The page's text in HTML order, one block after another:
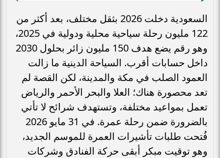
السعودية دخلت 2026 بثقل مختلف، بعد أكثر من
122 مليون رحلة سياحية محلية ودولية في 2025،
وهو رقم يضع هدف 150 مليون زائر بحلول 2030
داخل حسابات أقرب. السياحة الدينية ما زالت
العمود الصلب في مكة والمدينة، لكن القصة لم
تعد محصورة هناك؛ العلا والبحر الأحمر والرياض
تعمل بمواعيد مختلفة، وتستهدف شرائح لا تأتي
بالضرورة ضمن رحلة عمرة. في 31 مايو 2026
فُتحت طلبات تأشيرات العمرة للموسم الجديد،
وهو توقيت مبكر أبقى حركة الفنادق وشركات